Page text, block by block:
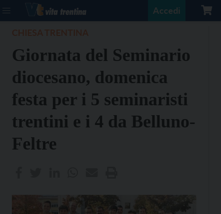
Accedi
Giornata del Seminario
diocesano, domenica
festa per i 5 seminaristi
trentini e i 4 da Belluno-
Feltre